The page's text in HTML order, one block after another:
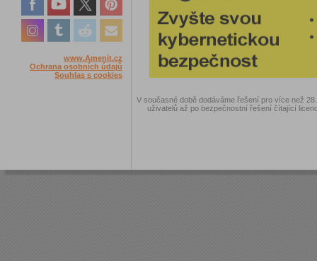
www.Amenit.cz
Ochrana osobních údajů
Souhlas s cookies
V současné době dodáváme řešení pro více než
uživatelů až po bezpečnostní řešení čítající